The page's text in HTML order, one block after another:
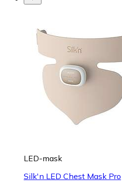
LED-mask
Silk'n LED Chest Mask Pro